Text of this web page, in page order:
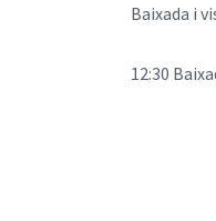
Baixada i
12:30